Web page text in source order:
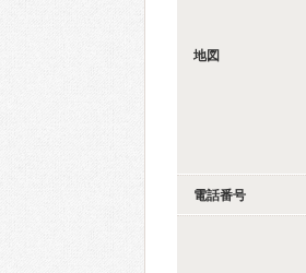
地図
電話番号